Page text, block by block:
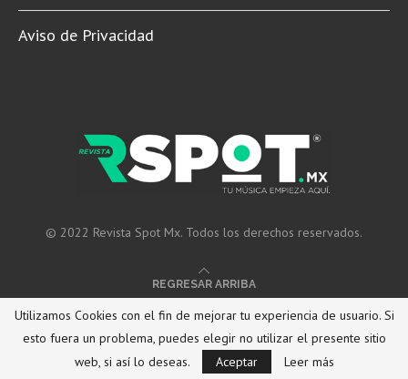
Aviso de Privacidad
© 2022 Revista Spot Mx. Todos los derechos reservados.
REGRESAR ARRIBA
Utilizamos Cookies con el fin de mejorar tu experiencia de usuario. Si
esto fuera un problema, puedes elegir no utilizar el presente sitio
web, si así lo deseas.
Aceptar Leer más